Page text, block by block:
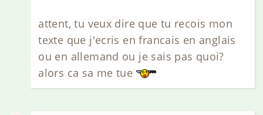
attent, tu veux dire que tu recois mon
texte que j'ecris en francais en anglais
ou en allemand ou je sais pas quoi?
alors ca sa me tue